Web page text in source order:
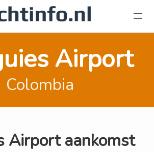
Airport
Colombia
Airport aankomst